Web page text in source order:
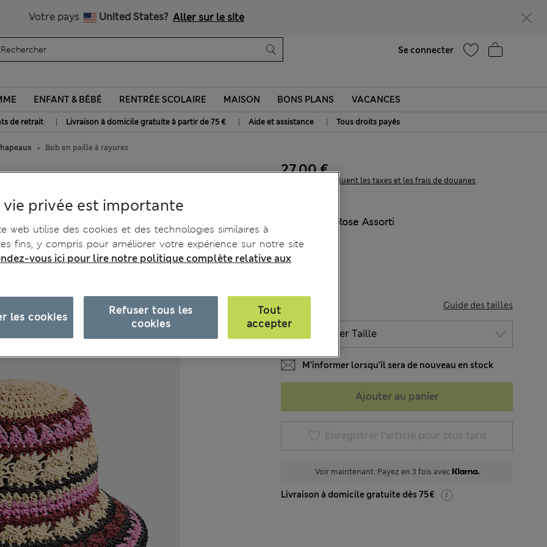
Votre pays United States? Aller sur le site
Se connecter
ENFANT & BÉBÉ RENTRÉE SCOLAIRE MAISON BONS PLANS VACANCES
de retrait | Livraison à domicile gratuite à partir de 75 € | Aide et assistance | Tous droits payés
Bob en paille à rayures
27.00 €
Tous les prix incluent les taxes et les frais de douanes
Rose Assorti
Guide des tailles
M’informer lorsqu’il sera de nouveau en stock
Ajouter au panier
Enregistrer l’article pour plus tard
Voir maintenant. Payez en 3 fois avec
Livraison à domicile gratuite dès 75€
vie privée est importante
web utilise des cookies et des technologies similaires à
fins, y compris pour améliorer votre expérience sur notre site
vous ici pour lire notre politique complète relative aux
Refuser tous les
cookies
Tout
accepter
les cookies